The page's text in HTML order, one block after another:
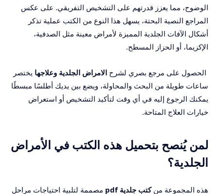
الوضوح، مما يعزز قدرتهم على التشخيص التفريقي. على عكس
المراجع النصية البحتة، يسهل هذا النوع من الكتب عملية تذكر
أشكال الآفات الجلدية المميزة لأمراض معينة مثل الصدفية،
الإكزيما، أو الحزاز المسطح.
الحصول على مرجع بصري لشرح الامراض الجلدية وعلاجها يختصر
ساعات طويلة من البحث والمحاولة، ويضع بين يديك أطلسًا مبسطًا
يمكنك الرجوع إليه في أي وقت لتأكيد التشخيص أو استعراض
خيارات العلاج المتاحة.
لمن يُنصح بتحميل هذه الكتب في الأمراض
الجلدية؟
هذه المجموعة منكتب جلدية pdf مصممة لتلبية احتياجات مراحل